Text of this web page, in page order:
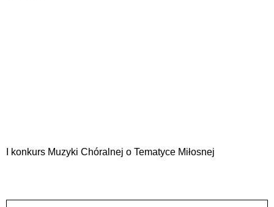
I konkurs Muzyki Chóralnej o Tematyce Miłosnej